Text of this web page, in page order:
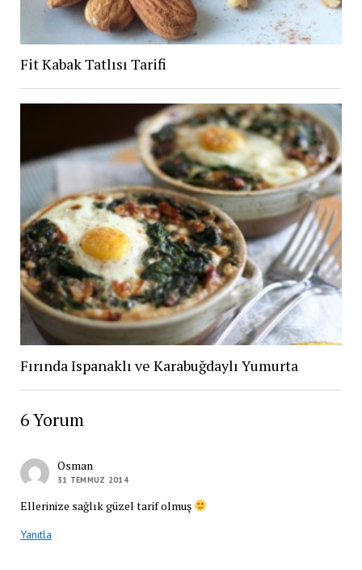
Fit Kabak Tatlısı Tarifi
Fırında Ispanaklı ve Karabuğdaylı Yumurta
6 Yorum
Osman
31 TEMMUZ 2014
Ellerinize sağlık güzel tarif olmuş
Yanıtla